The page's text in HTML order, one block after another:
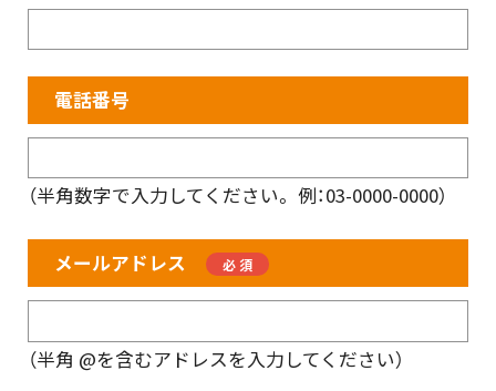
電話番号
（半角数字で入力してください。 例：03-0000-0000）
メールアドレス
（半角 @を含むアドレスを入力してください）